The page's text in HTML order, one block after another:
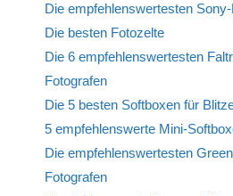
Die empfehlenswertesten
Die besten Fotozelte
Die 6 empfehlenswertesten
Fotografen
Die 5 besten Softboxen für
5 empfehlenswerte Mini-
Die empfehlenswertesten
Fotografen